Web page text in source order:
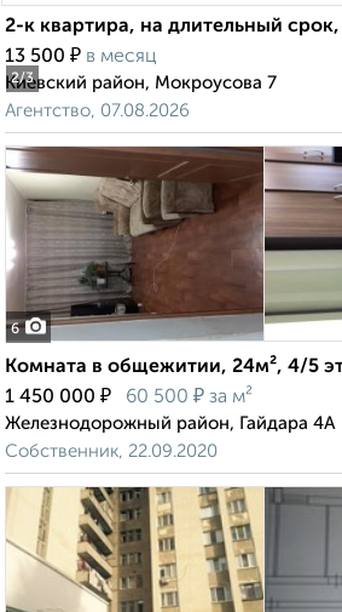
2/3
2-к квартира, на длительный
13 500 ₽ в месяц
Киевский район, Мокроусова 7
Агентство, 07.08.2026
6
Комната в общежитии, 24м², 4/5
1 450 000 ₽ 60 500 ₽ за м²
Железнодорожный район, Гайдара 4А
Собственник, 22.09.2020